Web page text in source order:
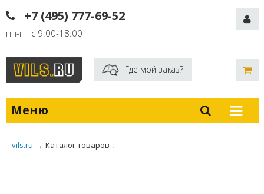
+7 (495) 777-69-52
пн-пт с 9:00-18:00
Где мой заказ?
Меню
vils.ru → Каталог товаров ↓